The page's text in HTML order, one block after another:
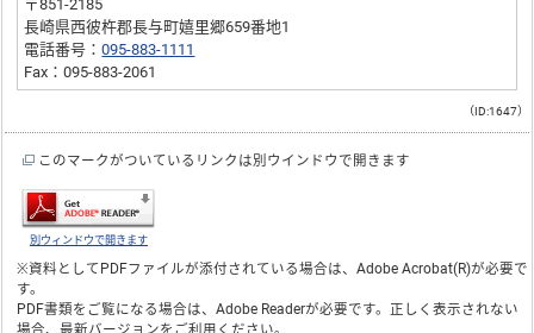
〒851-2185
長崎県西彼杵郡長与町嬉里郷659番地1
電話番号：095-883-1111
Fax：095-883-2061
（ID:1647）
このマークがついているリンクは別ウインドウで開きます
別ウィンドウで開きます
※資料としてPDFファイルが添付されている場合は、Adobe Acrobat(R)が必要で
す。
PDF書類をご覧になる場合は、Adobe Readerが必要です。正しく表示されない
場合、最新バージョンをご利用ください。